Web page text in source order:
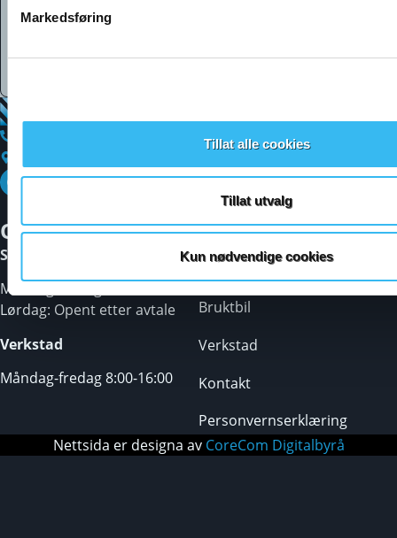
Markedsføring
Tillat alle cookies
Tillat utvalg
Kun nødvendige cookies
Finn ein ideel match
køyrevanar og behov som deg.
Opningstider
Sal
Måndag-fredag: 10:00-16:00
Lørdag: Opent etter avtale
Verkstad
Måndag-fredag 8:00-16:00
Subaru
Bruktbil
Verkstad
Kontakt
Personvernserklæring
Nettsida er designa av CoreCom Digitalbyrå